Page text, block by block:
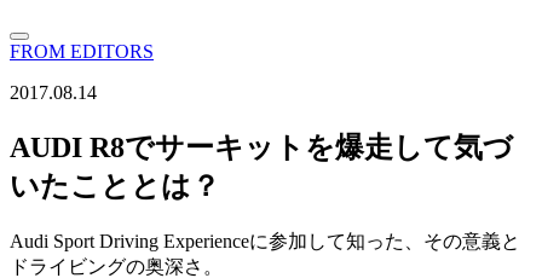
FROM EDITORS
2017.08.14
AUDI R8でサーキットを爆走して気づ
いたこととは？
Audi Sport Driving Experienceに参加して知った、その意義と
ドライビングの奥深さ。